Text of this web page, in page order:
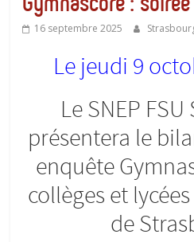
16 septembre 2025
Le jeudi 9
Le SNEP
présentera le
enquête
collèges et
de